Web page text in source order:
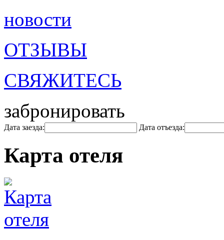
новости
ОТЗЫВЫ
СВЯЖИТЕСЬ
забронировать
Дата заезда: Дата отъезда:
Карта отеля